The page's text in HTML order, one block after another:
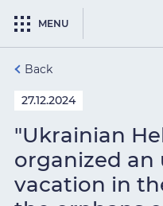
MENU
Back
27.12.2024
"Ukrainian
organized
vacation in